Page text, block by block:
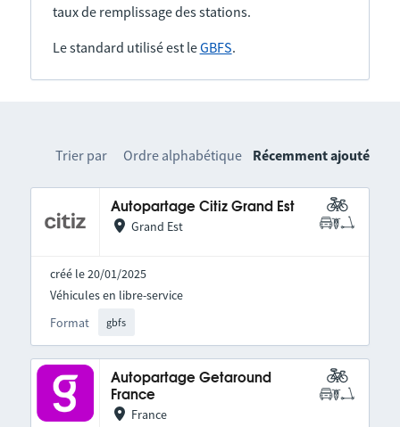
taux de remplissage des stations.
Le standard utilisé est leGBFS.
Trier par Ordre alphabétique Récemment ajouté
Autopartage Citiz Grand Est
Grand Est
créé le 20/01/2025
Format gbfs
Véhicules en libre-service
Autopartage Getaround
France
France